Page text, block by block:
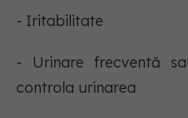
- Iritabilitate
- Urinare frecventă
controla urinarea